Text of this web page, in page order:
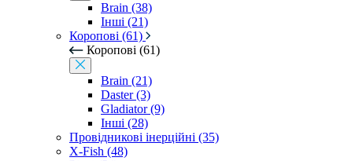
Brain (38)
Інші (21)
Коропові (61)
Коропові (61)
Brain (21)
Daster (3)
Gladiator (9)
Інші (28)
Провідникові інерційні (35)
X-Fish (48)